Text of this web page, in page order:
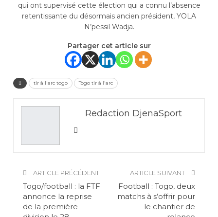
qui ont supervisé cette élection qui a connu l’absence
retentissante du désormais ancien président, YOLA
N’pessil Wadja.
Partager cet article sur
tir à l'arc togo Togo tir à l'arc
Redaction DjenaSport
ARTICLE PRÉCÉDENT
Togo/football : la FTF
annonce la reprise
de la première
ARTICLE SUIVANT
Football : Togo, deux
matchs à s’offrir pour
le chantier de